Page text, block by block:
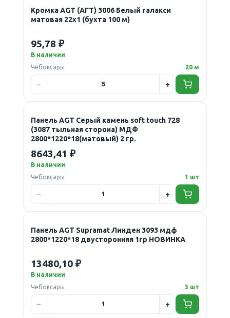
Кромка AGT (АГТ) 3006 Белый галакси
матовая 22х1 (бухта 100 м)
95,78 ₽
В наличии
Чебоксары
20 м
Панель AGT Серый камень soft touch 728
(3087 тыльная сторона) МДФ
2800*1220*18(матовый) 2 гр.
8643,41 ₽
В наличии
Чебоксары
1 шт
Новинка
Панель AGT Supramat Линден 3093 мдф
2800*1220*18 двусторонняя 1гр НОВИНКА
13480,10 ₽
В наличии
Чебоксары
3 шт